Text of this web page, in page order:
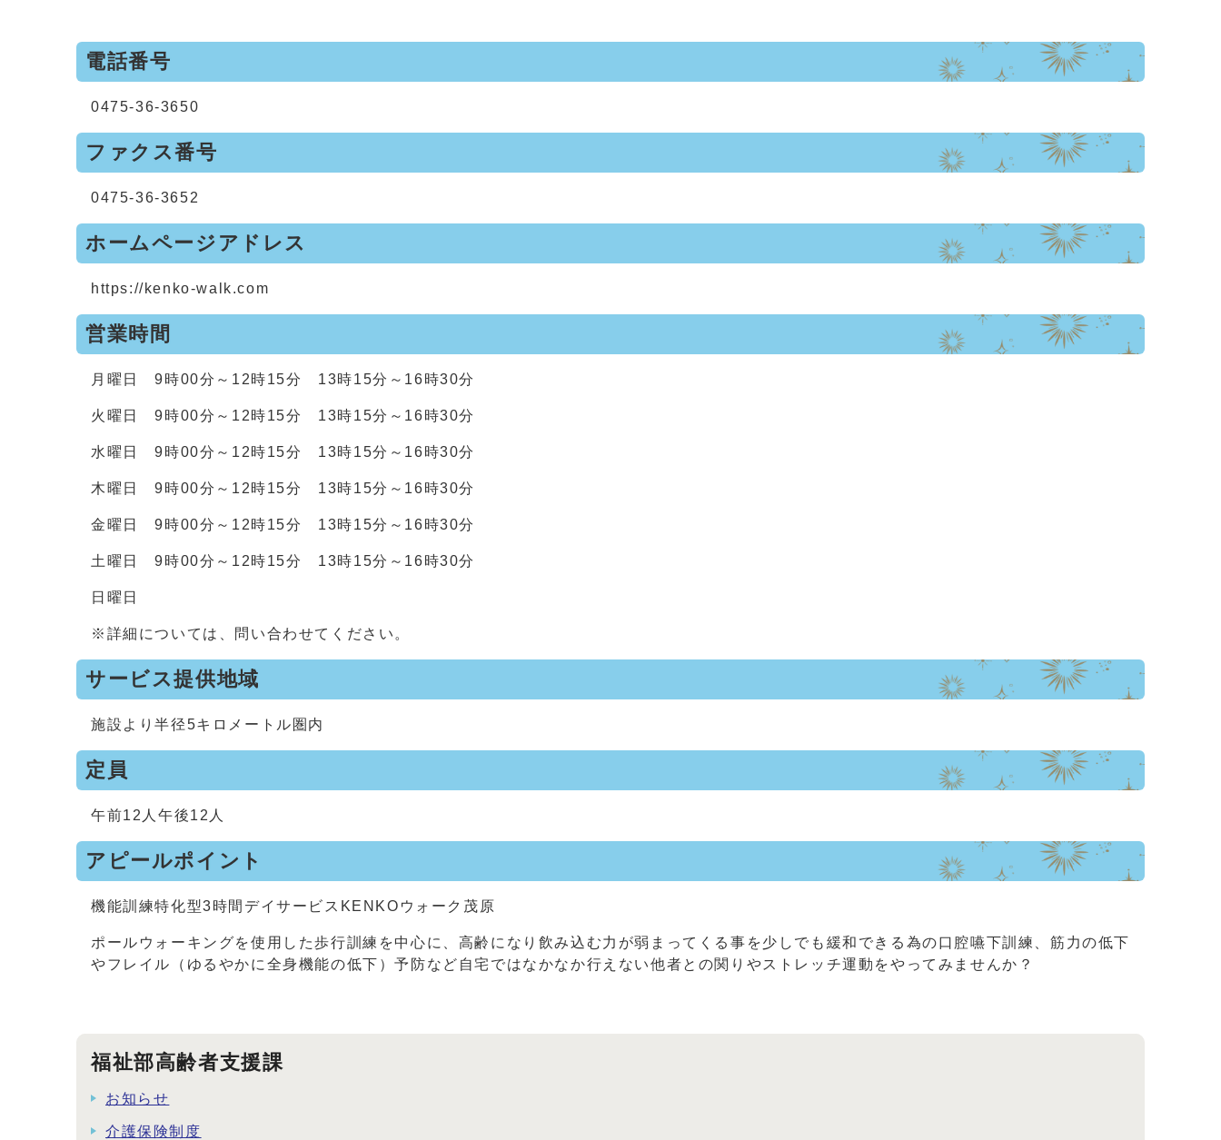
電話番号
0475-36-3650
ファクス番号
0475-36-3652
ホームページアドレス
https://kenko-walk.com
営業時間
月曜日 9時00分～12時15分 13時15分～16時30分
火曜日 9時00分～12時15分 13時15分～16時30分
水曜日 9時00分～12時15分 13時15分～16時30分
木曜日 9時00分～12時15分 13時15分～16時30分
金曜日 9時00分～12時15分 13時15分～16時30分
土曜日 9時00分～12時15分 13時15分～16時30分
日曜日
※詳細については、問い合わせてください。
サービス提供地域
施設より半径5キロメートル圏内
定員
午前12人午後12人
アピールポイント
機能訓練特化型3時間デイサービスKENKOウォーク茂原
ポールウォーキングを使用した歩行訓練を中心に、高齢になり飲み込む力が弱まってくる事を少しでも緩和できる為の口腔嚥下訓練、筋力の低下
やフレイル（ゆるやかに全身機能の低下）予防など自宅ではなかなか行えない他者との関りやストレッチ運動をやってみませんか？
福祉部高齢者支援課
お知らせ
介護保険制度